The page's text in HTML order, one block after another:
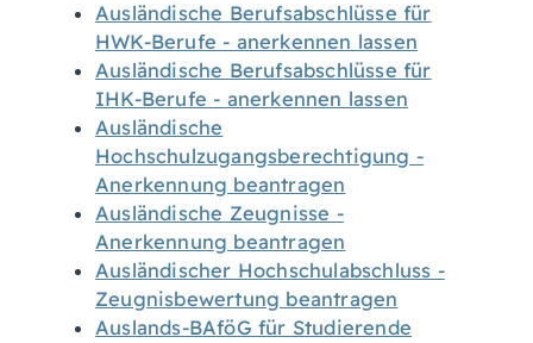
Ausländische Berufsabschlüsse für
HWK-Berufe - anerkennen lassen
Ausländische Berufsabschlüsse für
IHK-Berufe - anerkennen lassen
Ausländische
Hochschulzugangsberechtigung -
Anerkennung beantragen
Ausländische Zeugnisse -
Anerkennung beantragen
Ausländischer Hochschulabschluss -
Zeugnisbewertung beantragen
Auslands-BAföG für Studierende